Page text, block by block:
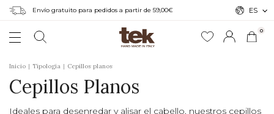
Envío gratuito para pedidos a partir de 59,00€
0
ES
Inicio Tipologia Cepillos planos
Cepillos Planos
Ideales para desenredar y alisar el cabello, nuestros cepillos